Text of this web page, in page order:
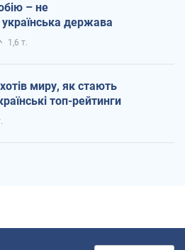
– не
держава
1,6 т.
миру, як стають
топ-рейтинги